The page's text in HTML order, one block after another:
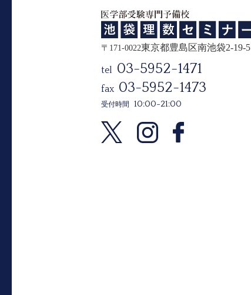
〒171-0022東京都豊島区南池袋2-19-5
tel 03-5952-1471
fax 03-5952-1473
受付時間 10:00-21:00